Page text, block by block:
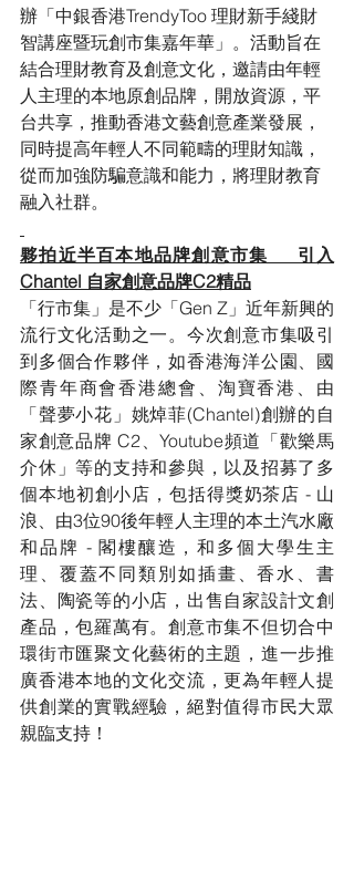
辦「中銀香港TrendyToo 理財新手綫財
智講座暨玩創市集嘉年華」。活動旨在
結合理財教育及創意文化，邀請由年輕
人主理的本地原創品牌，開放資源，平
台共享，推動香港文藝創意產業發展，
同時提高年輕人不同範疇的理財知識，
從而加強防騙意識和能力，將理財教育
融入社群。
夥拍近半百本地品牌創意市集     引入
Chantel 自家創意品牌C2精品
「行市集」是不少「Gen Z」近年新興的
流行文化活動之一。今次創意市集吸引
到多個合作夥伴，如香港海洋公園、國
際青年商會香港總會、淘寶香港、由
「聲夢小花」姚焯菲(Chantel)創辦的自
家創意品牌 C2、Youtube頻道「歡樂馬
介休」等的支持和參與，以及招募了多
個本地初創小店，包括得獎奶茶店 - 山
浪、由3位90後年輕人主理的本土汽水廠
和品牌 - 閣樓釀造，和多個大學生主
理、覆蓋不同類別如插畫、香水、書
法、陶瓷等的小店，出售自家設計文創
產品，包羅萬有。創意市集不但切合中
環街市匯聚文化藝術的主題，進一步推
廣香港本地的文化交流，更為年輕人提
供創業的實戰經驗，絕對值得市民大眾
親臨支持！